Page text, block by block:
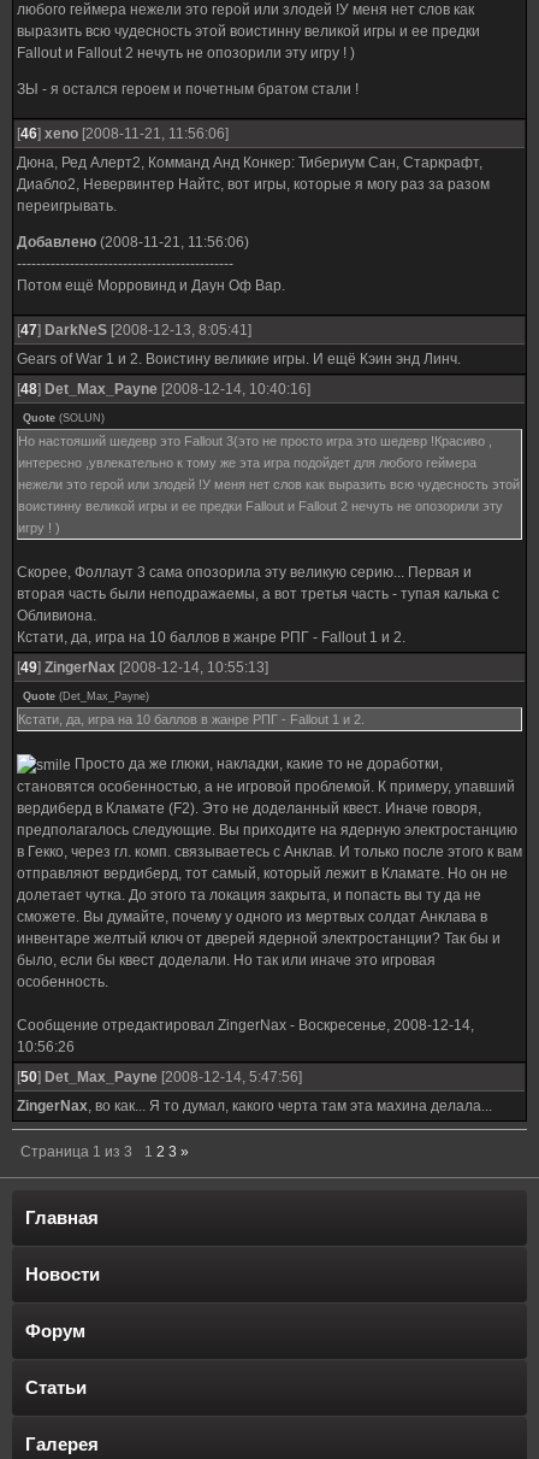
любого геймера нежели это герой или злодей !У меня нет слов как
выразить всю чудесность этой воистинну великой игры и ее предки
Fallout и Fallout 2 нечуть не опозорили эту игру ! )
ЗЫ - я остался героем и почетным братом стали !
[46] xeno [2008-11-21, 11:56:06]
Дюна, Ред Алерт2, Комманд Анд Конкер: Тибериум Сан, Старкрафт,
Диабло2, Невервинтер Найтс, вот игры, которые я могу раз за разом
переигрывать.
Добавлено (2008-11-21, 11:56:06)
---------------------------------------------
Потом ещё Морровинд и Даун Оф Вар.
[47] DarkNeS [2008-12-13, 8:05:41]
Gears of War 1 и 2. Воистину великие игры. И ещё Кэин энд Линч.
[48] Det_Max_Payne [2008-12-14, 10:40:16]
Quote (SOLUN )
Но настояший шедевр это Fallout 3(это не просто игра это шедевр !Красиво ,
интересно ,увлекательно к тому же эта игра подойдет для любого геймера
нежели это герой или злодей !У меня нет слов как выразить всю чудесность этой
воистинну великой игры и ее предки Fallout и Fallout 2 нечуть не опозорили эту
игру ! )
Скорее, Фоллаут 3 сама опозорила эту великую серию... Первая и
вторая часть были неподражаемы, а вот третья часть - тупая калька с
Обливиона.
Кстати, да, игра на 10 баллов в жанре РПГ - Fallout 1 и 2.
[49] ZingerNax [2008-12-14, 10:55:13]
Quote (Det_Max_Payne)
Кстати, да, игра на 10 баллов в жанре РПГ - Fallout 1 и 2.
Просто да же глюки, накладки, какие то не доработки,
становятся особенностью, а не игровой проблемой. К примеру, упавший
вердиберд в Кламате (F2). Это не доделанный квест. Иначе говоря,
предполагалось следующие. Вы приходите на ядерную электростанцию
в Гекко, через гл. комп. связываетесь с Анклав. И только после этого к вам
отправляют вердиберд, тот самый, который лежит в Кламате. Но он не
долетает чутка. До этого та локация закрыта, и попасть вы ту да не
сможете. Вы думайте, почему у одного из мертвых солдат Анклава в
инвентаре желтый ключ от дверей ядерной электростанции? Так бы и
было, если бы квест доделали. Но так или иначе это игровая
особенность.
Сообщение отредактировал ZingerNax - Воскресенье, 2008-12-14,
10:56:26
[50] Det_Max_Payne [2008-12-14, 5:47:56]
ZingerNax, во как... Я то думал, какого черта там эта махина делала...
Страница 1 из 3 1 2 3 »
Главная
Новости
Форум
Статьи
Галерея